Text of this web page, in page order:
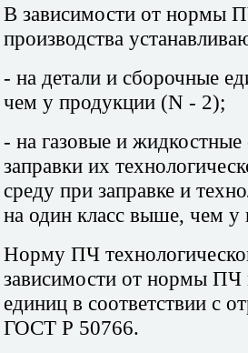
В зависимости от нормы
производства
- на детали и сборочные
чем у продукции (N - 2);
- на газовые и
заправки их
среду при заправке и
на один класс выше, чем
Норму ПЧ
зависимости от нормы ПЧ
единиц в соответствии с
ГОСТ Р 50766.